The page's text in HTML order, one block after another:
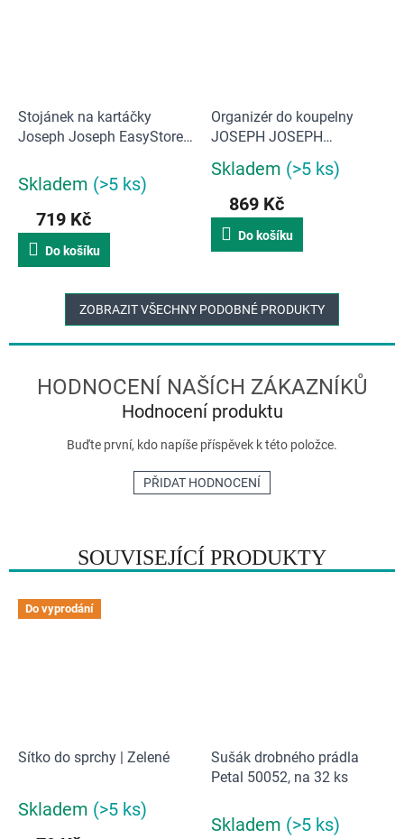
SOUVISEJÍCÍ PRODUKTY
Do vyprodání
Sítko do sprchy | Zelené
Průměrné
Skladem (>5 ks)
Sušák drobného prádla
Petal 50052, na 32 ks
Skladem (>5 ks)
Stojánek na kartáčky
Joseph Joseph EasyStore
Skladem (>5 ks)
719 Kč
Do košíku
Organizér do koupelny
JOSEPH JOSEPH
EasyStore Caddy 70513,
bílý/šedý
Průměrné
produktu
5,0
hvězdiček.
Skladem (>5 ks)
869 Kč
Do košíku
ZOBRAZIT VŠECHNY PODOBNÉ PRODUKTY
Hodnocení produktu
Buďte první, kdo napíše příspěvek k této položce.
PŘIDAT HODNOCENÍ